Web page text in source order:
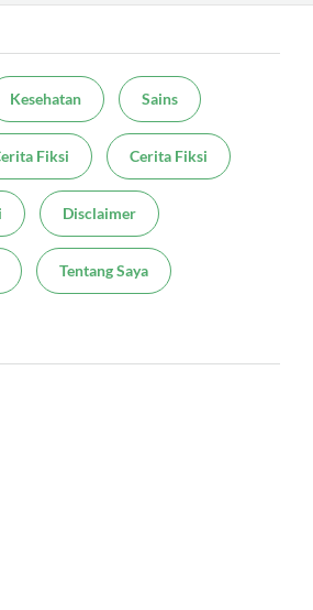
Kesehatan Sains
Fiksi Cerita Fiksi
Disclaimer
Tentang Saya